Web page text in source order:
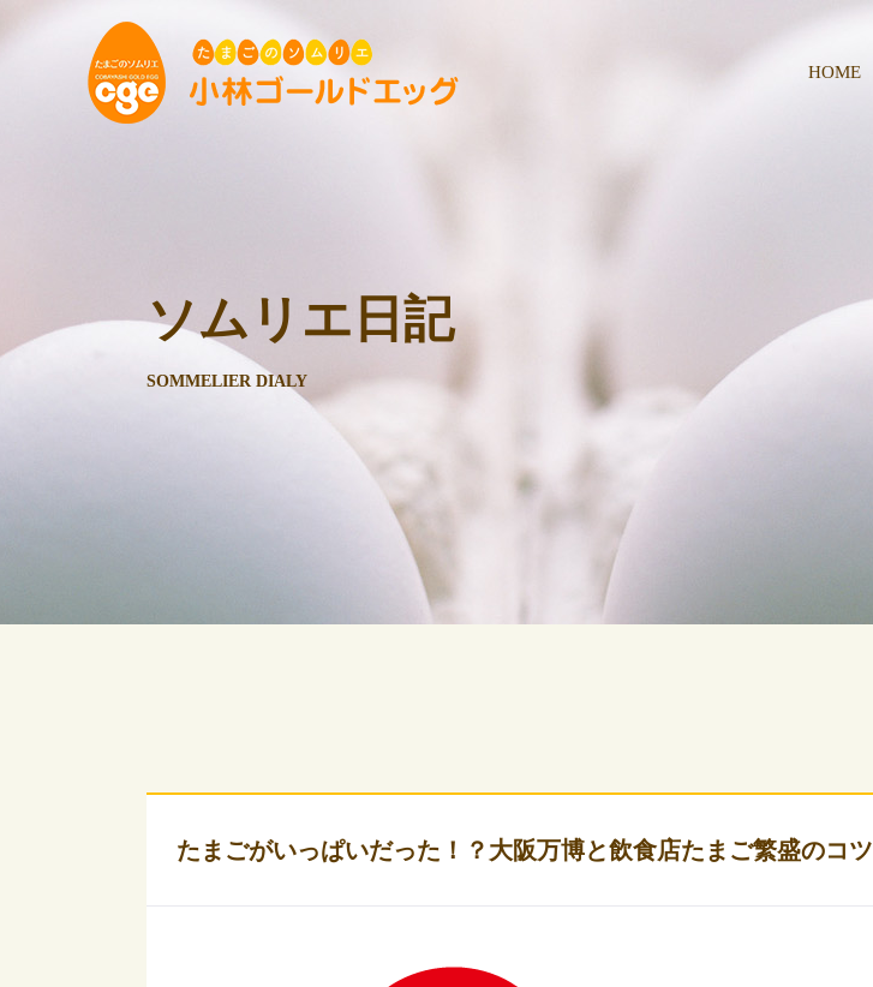
HOME
ソムリエ日記
SOMMELIER DIALY
たまごがいっぱいだった！？大阪万博と飲食店たまご繁盛のコツ